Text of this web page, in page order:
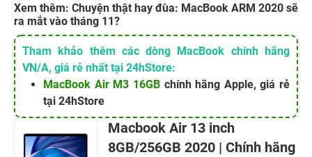
Xem thêm: Chuyện thật hay đùa: MacBook ARM 2020 sẽ
ra mắt vào tháng 11?
Tham khảo thêm các dòng MacBook chính hãng
VN/A, giá rẻ nhất tại 24hStore:
MacBook Air M3 16GBchính hãng Apple, giá rẻ
tại 24hStore
Macbook Air 13 inch
8GB/256GB 2020 | Chính hãng